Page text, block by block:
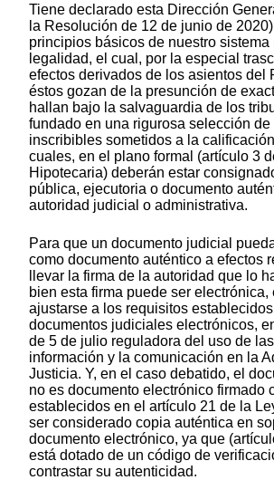
Tiene declarado esta Dirección
la Resolución de 12 de junio de
principios básicos de nuestro
legalidad, el cual, por la especial
efectos derivados de los asientos del
éstos gozan de la presunción de
hallan bajo la salvaguardia de los
fundado en una rigurosa selección
inscribibles sometidos a la
cuales, en el plano formal (artículo 3
Hipotecaria) deberán estar
pública, ejecutoria o documento
autoridad judicial o administrativa.
Para que un documento judicial
como documento auténtico a efectos
llevar la firma de la autoridad que lo
bien esta firma puede ser electrónica,
ajustarse a los requisitos
documentos judiciales electrónicos,
de 5 de julio reguladora del uso de
información y la comunicación en la
Justicia. Y, en el caso debatido, el
no es documento electrónico firmado
establecidos en el artículo 21 de la
ser considerado copia auténtica en
documento electrónico, ya que
está dotado de un código de
contrastar su autenticidad.